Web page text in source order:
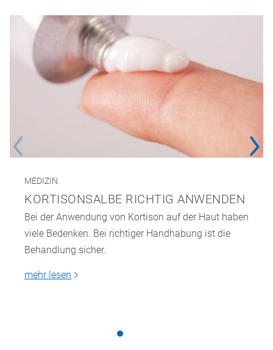
MEDIZIN
KORTISONSALBE RICHTIG ANWENDEN
Bei der Anwendung von Kortison auf der Haut haben
viele Bedenken. Bei richtiger Handhabung ist die
Behandlung sicher.
mehr lesen